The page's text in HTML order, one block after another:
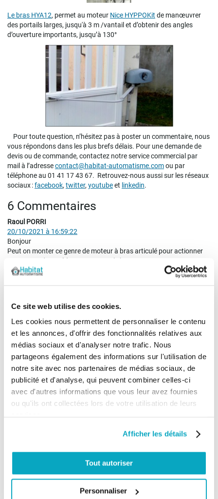
Ce site web utilise des cookies.
Les cookies nous permettent de personnaliser le contenu
et les annonces, d'offrir des fonctionnalités relatives aux
médias sociaux et d'analyser notre trafic. Nous
partageons également des informations sur l'utilisation de
notre site avec nos partenaires de médias sociaux, de
publicité et d'analyse, qui peuvent combiner celles-ci
avec d'autres informations que vous leur avez fournies
ou qu'ils ont collectées lors de votre utilisation de leurs
Afficher les détails
Tout autoriser
Personnaliser
Le bras HYA12, permet au moteur Nice HYPPOKit de manœuvrer
des portails larges, jusqu'à 3 m /vantail et d’obtenir des angles
d’ouverture importants, jusqu’à 130°
Pour toute question, n’hésitez pas à poster un commentaire, nous
vous répondons dans les plus brefs délais. Pour une demande de
devis ou de commande, contactez notre service commercial par
mail à l’adressecontact@habitat-automatisme.comou par
téléphone au 01 41 17 43 67. Retrouvez-nous aussi sur les réseaux
sociaux :facebook, twitter, youtubeet linkedin.
6 Commentaires
Raoul PORRI
20/10/2021 à 16:59:22
Bonjour
Peut on monter ce genre de moteur à bras articulé pour actionner
une trappe de cavé à ouverture par le haut.
La trappe mesure 1m X 1m pour un poids de 20kg environ.
Répondre ↓
Équipe Habitat Automatisme
21/10/2021 à 16:06:29
Bonjour Raoul,
Non cela ne fonctionne pas, il faut que vous preniez un moteur
pour VASISTAS.
L'équipe Habitat Automatisme.
Bonjour après l installation de mon portail avec motorisation Nice
mon illiers sont 30x30 j ai mis mon portail a moitié du pilier mon
une ralonge pour pouvoir le fixer merci